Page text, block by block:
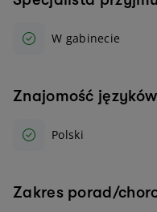
W gabinecie
Znajomość
Polski
Zakres porad/